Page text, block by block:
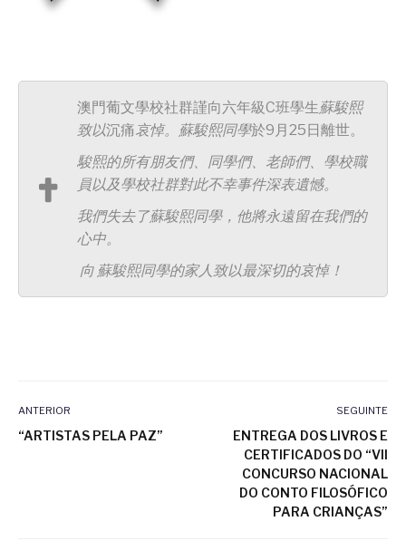
澳門葡文學校社群謹向六年級C班學生蘇駿熙
致以沉痛哀悼。蘇駿熙同學於9月25日離世。
駿熙的所有朋友們、同學們、老師們、學校職
員以及學校社群對此不幸事件深表遺憾。
我們失去了蘇駿熙同學，他將永遠留在我們的
心中。
向 蘇駿熙同學的家人致以最深切的哀悼！
ANTERIOR
“ARTISTAS PELA PAZ”
SEGUINTE
ENTREGA DOS LIVROS E
CERTIFICADOS DO “VII
CONCURSO NACIONAL
DO CONTO FILOSÓFICO
PARA CRIANÇAS”